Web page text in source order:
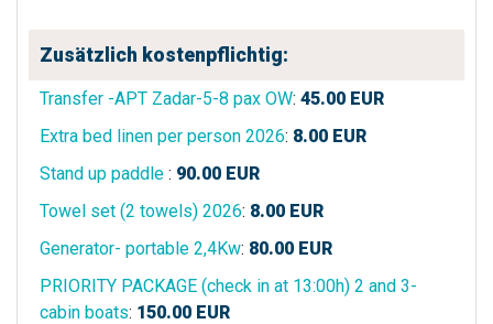
Zusätzlich kostenpflichtig:
Transfer -APT Zadar-5-8 pax OW: 45.00 EUR
Extra bed linen per person 2026: 8.00 EUR
Stand up paddle : 90.00 EUR
Towel set (2 towels) 2026: 8.00 EUR
Generator- portable 2,4Kw: 80.00 EUR
PRIORITY PACKAGE (check in at 13:00h) 2 and 3-
cabin boats: 150.00 EUR